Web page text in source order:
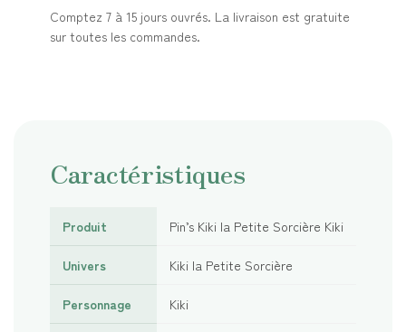
Comptez 7 à 15 jours ouvrés. La livraison est gratuite
sur toutes les commandes.
Caractéristiques
Produit Pin’s Kiki la Petite Sorcière Kiki
Univers Kiki la Petite Sorcière
Personnage Kiki